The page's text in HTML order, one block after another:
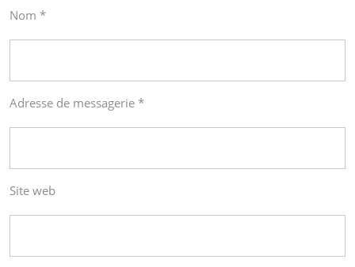
Nom *
Adresse de messagerie *
Site web